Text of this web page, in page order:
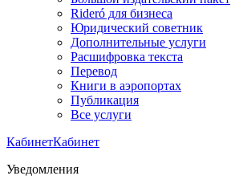
Rideró для бизнеса
Юридический советник
Дополнительные услуги
Расшифровка текста
Перевод
Книги в аэропортах
Публикация
Все услуги
КабинетКабинет
Уведомления